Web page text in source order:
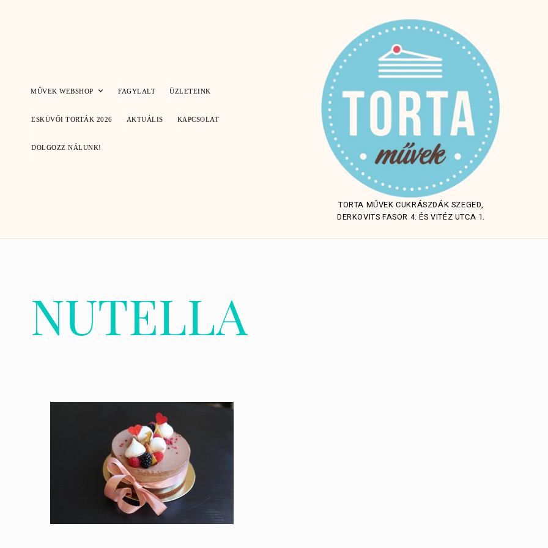
MŰVEK WEBSHOP FAGYLALT ÜZLETEINK
ESKÜVŐI TORTÁK 2026 AKTUÁLIS KAPCSOLAT
DOLGOZZ NÁLUNK!
TORTA MŰVEK CUKRÁSZDÁK SZEGED,
DERKOVITS FASOR 4. ÉS VITÉZ UTCA 1.
NUTELLA